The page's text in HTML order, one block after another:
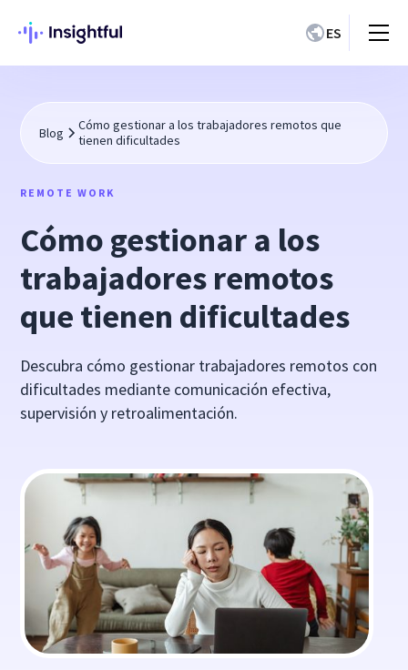
ES
Blog
Cómo gestionar a los trabajadores remotos que
tienen dificultades
REMOTE WORK
Cómo gestionar a los
trabajadores remotos
que tienen dificultades
Descubra cómo gestionar trabajadores remotos con
dificultades mediante comunicación efectiva,
supervisión y retroalimentación.